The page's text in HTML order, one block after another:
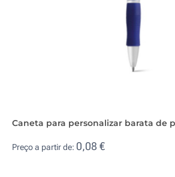
Caneta para personalizar barata de
Preço a partir de: 0,08 €